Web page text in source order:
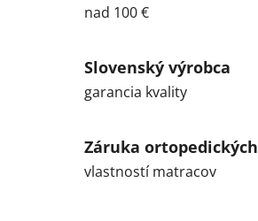
nad 100 €
Slovenský výrobca
garancia kvality
Záruka ortopedických
vlastností matracov